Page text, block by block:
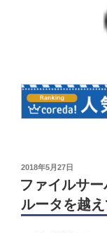
投
稿
日:
2018年5月27日
ファイルサ
ルータを越